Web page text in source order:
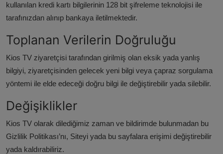
kullanılan kredi kartı bilgilerinin 128 bit şifreleme teknolojisi ile
tarafınızdan alınıp bankaya iletilmektedir.
Toplanan Verilerin Doğruluğu
Kios TV ziyaretçisi tarafından girilmiş olan eksik yada yanlış
bilgiyi, ziyaretçisinden gelecek yeni bilgi veya çapraz sorgulama
yöntemi ile elde edeceği doğru bilgi ile değiştirebilir yada silebilir.
Değişiklikler
Kios TV olarak dilediğimiz zaman ve bildirimde bulunmadan bu
Gizlilik Politikası’nı, Siteyi yada bu sayfalara erişimi değiştirebilir
yada kaldırabiliriz.